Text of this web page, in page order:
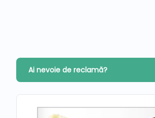
Ai nevoie de reclamă?